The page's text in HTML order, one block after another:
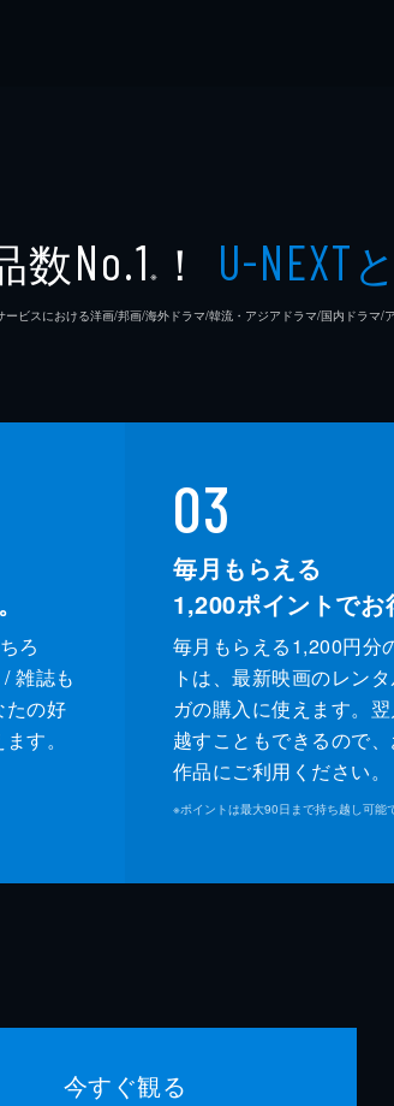
数No.1 ※ ！ U-NEXT
ビスにおける洋画/邦画/海外ドラマ/韓流・アジアドラマ/国内ドラマ/
ろ
雑誌も
たの好
す。
03
毎月もらえる
1,200ポイントでお
毎月もらえる1,200円分
トは、最新映画のレン
ガの購入に使えます。
越すこともできるので
作品にご利用ください。
※ポイントは最大90日まで持ち越し可能
今すぐ観る